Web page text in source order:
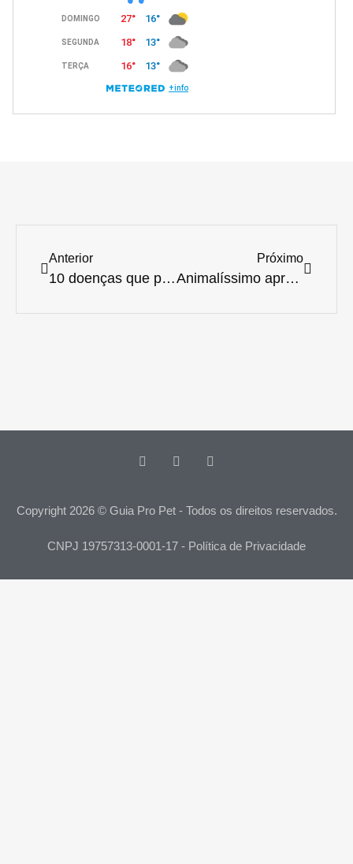
Anterior
10 doenças que podem passar do cachorro para o dono
Próximo
Animalíssimo apresenta novidades e comemora crescimento no mercado
Copyright 2026 © Guia Pro Pet - Todos os direitos reservados.
CNPJ 19757313-0001-17 - Política de Privacidade